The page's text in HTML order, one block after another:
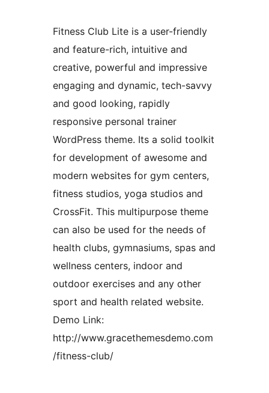
Fitness Club Lite is a user-friendly
and feature-rich, intuitive and
creative, powerful and impressive
engaging and dynamic, tech-savvy
and good looking, rapidly
responsive personal trainer
WordPress theme. Its a solid toolkit
for development of awesome and
modern websites for gym centers,
fitness studios, yoga studios and
CrossFit. This multipurpose theme
can also be used for the needs of
health clubs, gymnasiums, spas and
wellness centers, indoor and
outdoor exercises and any other
sport and health related website.
Demo Link:
http://www.gracethemesdemo.com
/fitness-club/